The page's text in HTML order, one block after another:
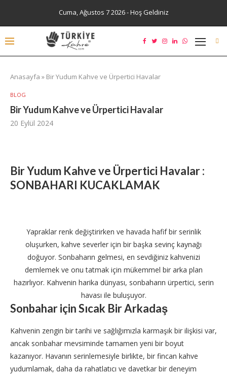
Cuma, Ağustos 7 2026 - Hoş Geldiniz
Anasayfa » Bir Yudum Kahve ve Ürpertici Havalar
BLOG
Bir Yudum Kahve ve Ürpertici Havalar
20 Eylül 2024
Bir Yudum Kahve ve Ürpertici Havalar:
SONBAHARI KUCAKLAMAK
Yapraklar renk değiştirirken ve havada hafif bir serinlik
oluşurken, kahve severler için bir başka sevinç kaynağı
doğuyor. Sonbaharın gelmesi, en sevdiğiniz kahvenizi
demlemek ve onu tatmak için mükemmel bir arka plan
hazırlıyor. Kahvenin harika dünyası, sonbaharın ürpertici, serin
havası ile buluşuyor.
Sonbahar için Sıcak Bir Arkadaş
Kahvenin zengin bir tarihi ve sağlığımızla karmaşık bir ilişkisi var,
ancak sonbahar mevsiminde tamamen yeni bir boyut
kazanıyor. Havanın serinlemesiyle birlikte, bir fincan kahve
yudumlamak, daha da rahatlatıcı ve davetkar bir deneyim